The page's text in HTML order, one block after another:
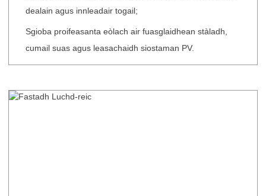
dealain agus innleadair togail;
Sgioba proifeasanta eòlach air fuasglaidhean stàladh,
cumail suas agus leasachaidh siostaman PV.